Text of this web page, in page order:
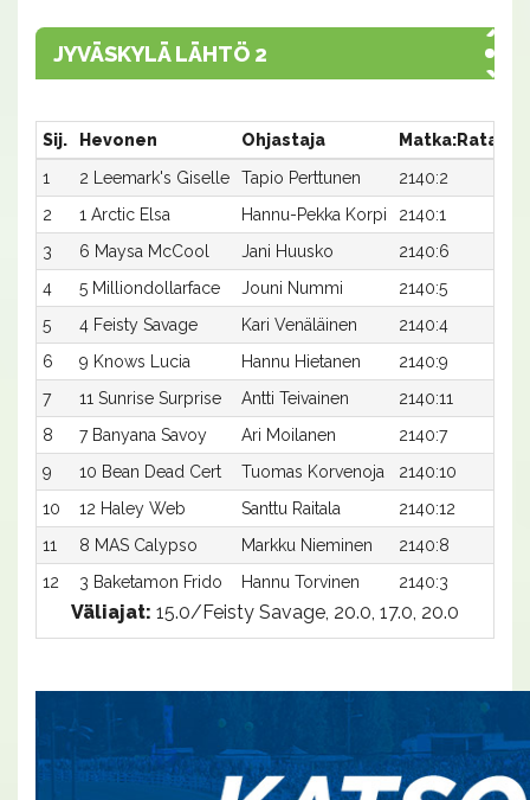
JYVÄSKYLÄ LÄHTÖ 2
Sij. Hevonen Ohjastaja Matka:Rata
1
2 Leemark's Giselle Tapio Perttunen 2140:2
2
1 Arctic Elsa Hannu-Pekka Korpi 2140:1
3
6 Maysa McCool Jani Huusko 2140:6
4
5 Milliondollarface Jouni Nummi 2140:5
5
4 Feisty Savage Kari Venäläinen 2140:4
6
9 Knows Lucia Hannu Hietanen 2140:9
7
11 Sunrise Surprise Antti Teivainen 2140:11
8
7 Banyana Savoy Ari Moilanen 2140:7
9
10 Bean Dead Cert Tuomas Korvenoja 2140:10
10
12 Haley Web Santtu Raitala 2140:12
11
8 MAS Calypso Markku Nieminen 2140:8
12
3 Baketamon Frido Hannu Torvinen 2140:3
Väliajat: 15.0/Feisty Savage, 20.0, 17.0, 20.0